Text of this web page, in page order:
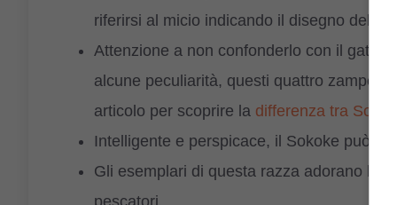
riferirsi al micio indicando il disegno del
Attenzione a non confonderlo con il gatto
alcune peculiarità, questi quattro zampe
articolo per scoprire la differenza tra
Intelligente e perspicace, il Sokoke può
Gli esemplari di questa razza adorano
pescatori.